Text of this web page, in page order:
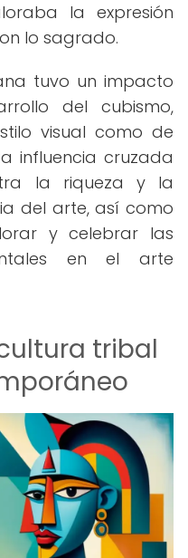
la expresión
lo sagrado.
tuvo un impacto
del cubismo,
visual como de
influencia cruzada
la riqueza y la
del arte, así como
y celebrar las
en el arte
tribal